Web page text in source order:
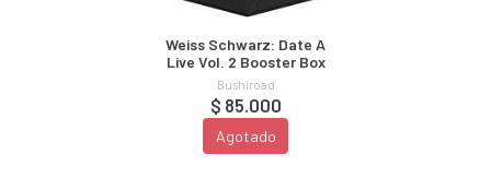
Weiss Schwarz: Date A
Live Vol. 2 Booster Box
Bushiroad
$ 85.000
Agotado